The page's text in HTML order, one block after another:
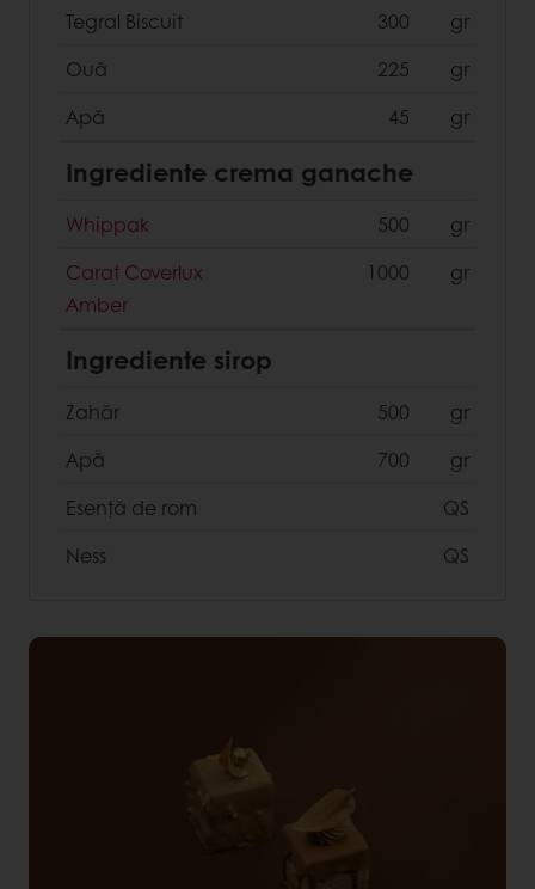
Tegral Biscuit 300
gr
Ouă
225
gr
Apă
45 gr
Ingrediente crema ganache
Whippak 500
gr
Carat Coverlux
Amber
1000 gr
Ingrediente sirop
Zahăr 500
gr
Apă
700
gr
Esență de rom
QS
Ness
QS